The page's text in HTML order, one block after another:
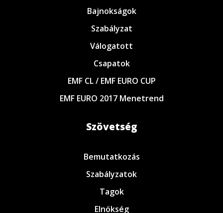
Bajnokságok
Szabályzat
Válogatott
Csapatok
EMF CL / EMF EURO CUP
EMF EURO 2017 Menetrend
Szövetség
Bemutatkozás
Szabályzatok
Tagok
Elnökség